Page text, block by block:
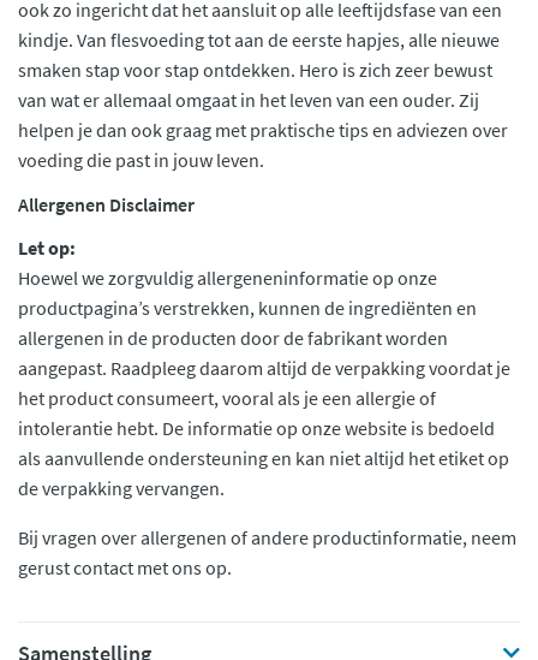
ook zo ingericht dat het aansluit op alle leeftijdsfase van een
kindje. Van flesvoeding tot aan de eerste hapjes, alle nieuwe
smaken stap voor stap ontdekken. Hero is zich zeer bewust
van wat er allemaal omgaat in het leven van een ouder. Zij
helpen je dan ook graag met praktische tips en adviezen over
voeding die past in jouw leven.
Allergenen Disclaimer
Let op:
Hoewel we zorgvuldig allergeneninformatie op onze
productpagina’s verstrekken, kunnen de ingrediënten en
allergenen in de producten door de fabrikant worden
aangepast. Raadpleeg daarom altijd de verpakking voordat je
het product consumeert, vooral als je een allergie of
intolerantie hebt. De informatie op onze website is bedoeld
als aanvullende ondersteuning en kan niet altijd het etiket op
de verpakking vervangen.
Bij vragen over allergenen of andere productinformatie, neem
gerust contact met ons op.
Samenstelling